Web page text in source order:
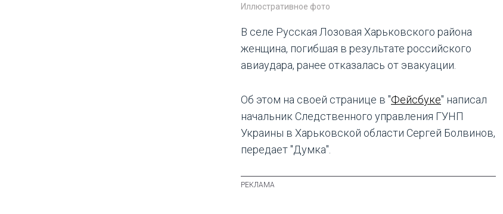
Иллюстративное фото
В селе Русская Лозовая Харьковского района
женщина, погибшая в результате российского
авиаудара, ранее отказалась от эвакуации.
Об этом на своей странице в "Фейсбуке" написал
начальник Следственного управления ГУНП
Украины в Харьковской области Сергей Болвинов,
передает "Думка".